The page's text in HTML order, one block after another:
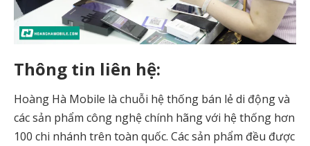
Thông tin liên hệ:
Hoàng Hà Mobile là chuỗi hệ thống bán lẻ di động và
các sản phẩm công nghệ chính hãng với hệ thống hơn
100 chi nhánh trên toàn quốc. Các sản phẩm đều được